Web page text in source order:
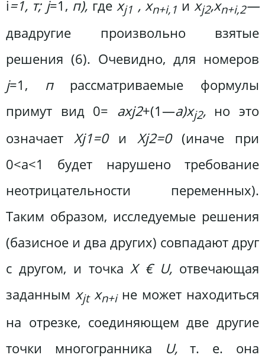
i=1, т; j=1, п), гдеxj1 , xn+i,1 иxj2,xn+i,2—
двадругие произвольно взятые
решения (6). Очевидно, для номеров
j=1, п рассматриваемые формулы
примут вид 0= ахj2+(1—a)xj2, но это
означает Xj1=0 и Xj2=0(иначе при
0<а<1 будет нарушено требование
неотрицательности переменных).
Таким образом, исследуемые решения
(базисное и два других) совпадают друг
с другом, и точкаX € U, отвечающая
заданнымxjtxn+i не может находиться
на отрезке, соединяющем две другие
точки многогранника
U,т. е. она